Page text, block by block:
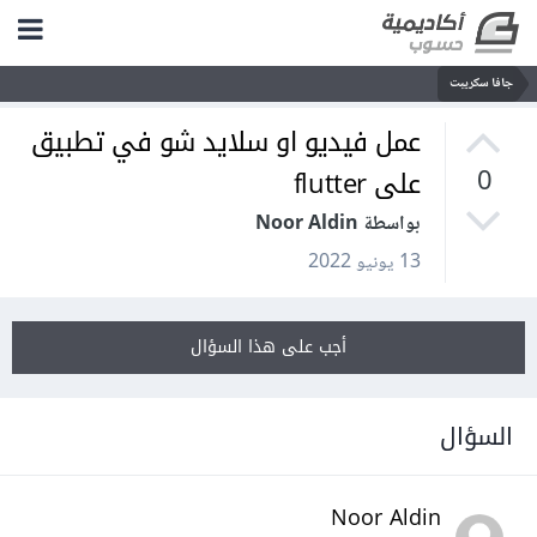
جافا سكريبت
0
عمل فيديو او سلايد شو في تطبيق
على flutter
بواسطة Noor Aldin
13 يونيو 2022
أجب على هذا السؤال
السؤال
Noor Aldin